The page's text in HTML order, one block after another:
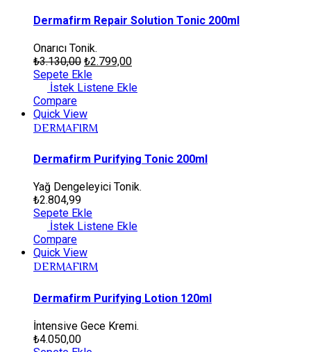
Dermafirm Repair Solution Tonic 200ml
Onarıcı Tonik.
₺3.130,00 ₺2.799,00
Sepete Ekle
İstek Listene Ekle
Compare
Quick View
DERMAFIRM
Dermafirm Purifying Tonic 200ml
Yağ Dengeleyici Tonik.
₺2.804,99
Sepete Ekle
İstek Listene Ekle
Compare
Quick View
DERMAFIRM
Dermafirm Purifying Lotion 120ml
İntensive Gece Kremi.
₺4.050,00